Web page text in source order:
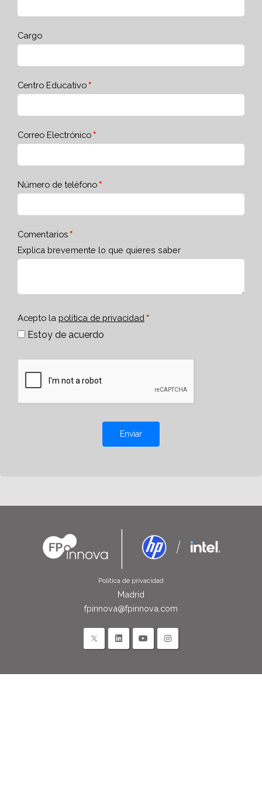
Cargo
Centro Educativo
Correo Electrónico
Número de teléfono
Comentarios
Explica brevemente lo que quieres saber
Acepto la política de privacidad
Estoy de acuerdo
Enviar
Política de privacidad
Madrid
fpinnova@fpinnova.com